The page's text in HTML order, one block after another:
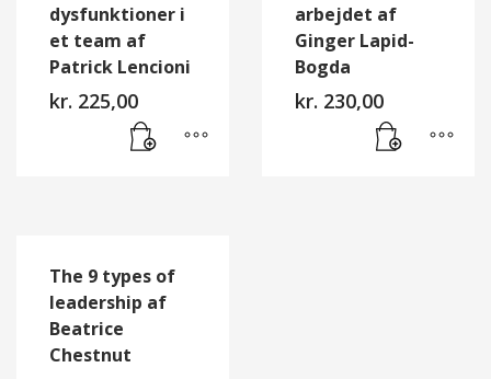
dysfunktioner i
et team af
Patrick Lencioni
kr. 225,00
arbejdet af
Ginger Lapid-
Bogda
kr. 230,00
The 9 types of
leadership af
Beatrice
Chestnut